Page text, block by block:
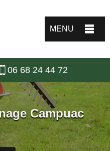
MENU
06 68 24 44 72
Campuac